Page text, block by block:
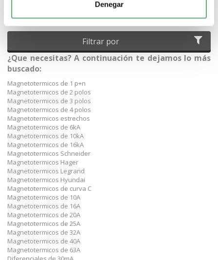
Denegar
material eléctrico es el distribuidor Schneider pensado para hacer
seguro, y con la mejor oferta de internet.
Filtrar por
¿Que necesitas? A continuación te dejamos lo más
buscado:
Magnetotermicos de 1 p+n
Magnetotermicos de 2 polos
Magnetotermicos de 3 polos
Magnetotermicos de 4 polos
Magnetotermicos estrechos
Magnetotermicos de 6kA
Magnetotermicos de 10kA
Magnetotermicos de 16kA
Magnetotermicos Schneider
Magnetotermicos Hager
Magnetotermicos Legrand
Magnetotermicos Hyundai
Magnetotermicos de curva C
Magnetotermicos de 10A
Magnetotermicos de 16A
Magnetotermicos de 20A
Magnetotermicos de 25A
Magnetotermicos de 32A
Magnetotermicos de 40A
Magnetotermicos de 63A